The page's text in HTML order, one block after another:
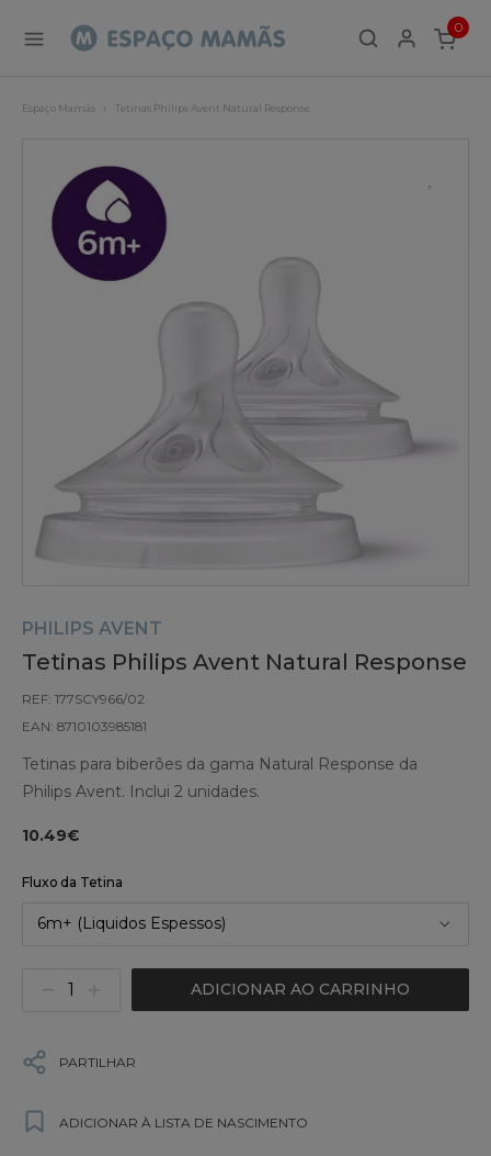
0
ITEMS
Espaço Mamãs Tetinas Philips Avent Natural Response
PHILIPS AVENT
Tetinas Philips Avent Natural Response
REF: 177SCY966/02
EAN: 8710103985181
Tetinas para biberões da gama Natural Response da
Philips Avent. Inclui 2 unidades.
10.49€
Fluxo da Tetina
6m+ (Liquidos Espessos)
ADICIONAR AO CARRINHO
PARTILHAR
ADICIONAR À LISTA DE NASCIMENTO